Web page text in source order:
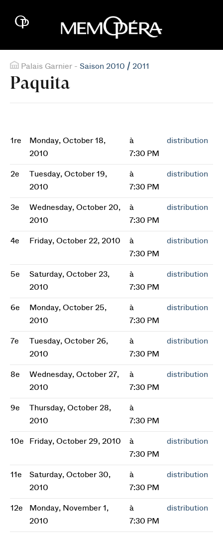
Palais Garnier - Saison 2010 / 2011
Paquita
1re
Monday, October 18,
2010
à
7:30 PM
distribution
2e
Tuesday, October 19,
2010
à
7:30 PM
distribution
3e
Wednesday, October 20,
2010
à
7:30 PM
distribution
4e Friday, October 22, 2010
à
7:30 PM
distribution
5e
Saturday, October 23,
2010
à
7:30 PM
distribution
6e
Monday, October 25,
2010
à
7:30 PM
distribution
7e
Tuesday, October 26,
2010
à
7:30 PM
distribution
8e
Wednesday, October 27,
2010
à
7:30 PM
distribution
9e
Thursday, October 28,
2010
à
7:30 PM
10e Friday, October 29, 2010
à
7:30 PM
distribution
11e
Saturday, October 30,
2010
à
7:30 PM
distribution
12e
Monday, November 1,
2010
à
7:30 PM
distribution